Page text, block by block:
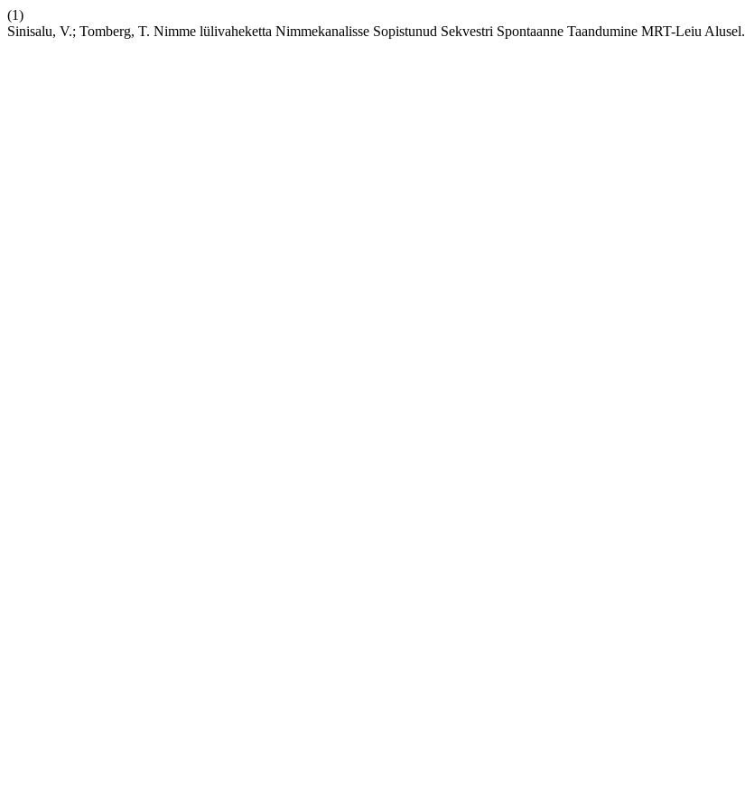
(1)
Sinisalu, V.; Tomberg, T. Nimme lülivaheketta Nimmekanalisse Sopistunud Sekvestri Spontaanne Taandumine MRT-Leiu Alusel.